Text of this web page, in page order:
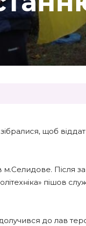
зібралися, щоб
Після
пішов
до лав